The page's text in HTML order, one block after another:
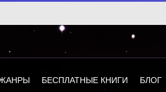
БЕСПЛАТНЫЕ КНИГИ БЛОГ